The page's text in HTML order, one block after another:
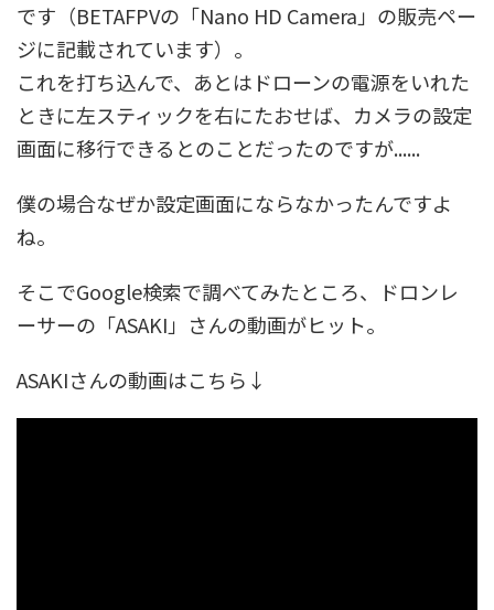
です（BETAFPVの「Nano HD Camera」の販売ペー
ジに記載されています）。
これを打ち込んで、あとはドローンの電源をいれた
ときに左スティックを右にたおせば、カメラの設定
画面に移行できるとのことだったのですが......
僕の場合なぜか設定画面にならなかったんですよ
ね。
そこでGoogle検索で調べてみたところ、ドロンレ
ーサーの「ASAKI」さんの動画がヒット。
ASAKIさんの動画はこちら↓